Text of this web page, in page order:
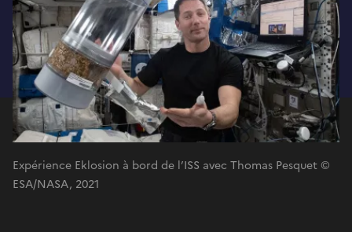
Expérience Eklosion à bord de l’ISS avec Thomas Pesquet ©
ESA/NASA, 2021